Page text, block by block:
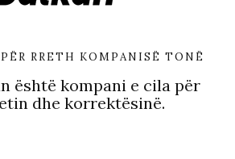
RRETH KOMPANISË TONË
është kompani e cila për
dhe korrektësinë.